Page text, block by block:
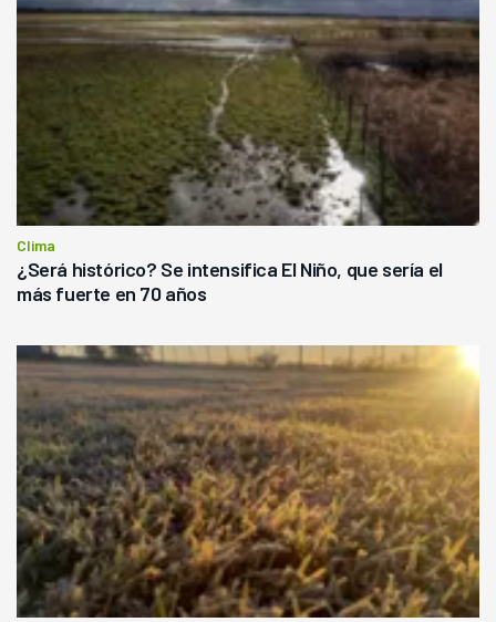
Clima
¿Será histórico? Se intensifica El Niño, que sería el
más fuerte en 70 años